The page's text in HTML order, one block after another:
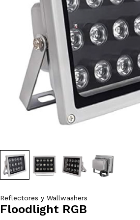
Reflectores y Wallwashers
Floodlight RGB